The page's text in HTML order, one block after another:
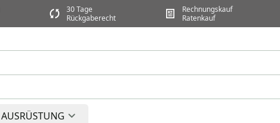
30 Tage
Rückgaberecht
Rechnungskauf
Ratenkauf
AUSRÜSTUNG